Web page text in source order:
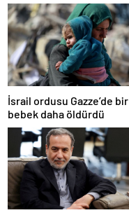
bir mesaj gönderdi”
İsrail ordusu Gazze’de bir
bebek daha öldürdü